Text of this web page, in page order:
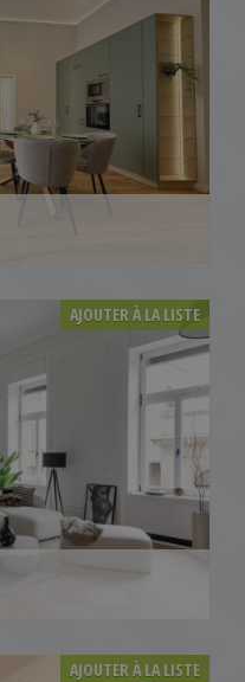
AJOUTER À LA LISTE
AJOUTER À LA LISTE